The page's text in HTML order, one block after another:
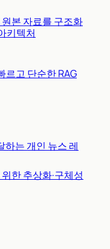
본 자료를 구조화
키텍처
르고 단순한 RAG
하는 개인 뉴스 레
한 추상화·구체성